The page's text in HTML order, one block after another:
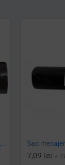
Saci menajeri negri, 120 L, Alufix, 10 buc/rola Saci
7,09 lei +